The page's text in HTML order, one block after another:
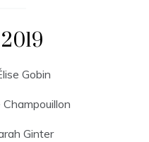
Gobin
Champouillon
Ginter